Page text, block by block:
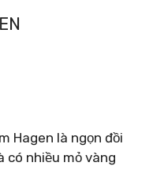
Hagen là ngọn đồi
có nhiều mỏ vàng